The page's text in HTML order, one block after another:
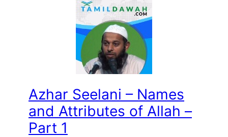
Azhar Seelani – Names
and Attributes of Allah –
Part 1